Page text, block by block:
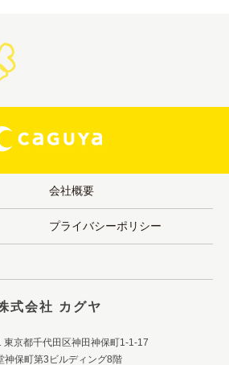
会社概要
プライバシーポリシー
式会社 カグヤ
東京都千代田区神田神保町1-1-17
神保町第3ビルディング8階